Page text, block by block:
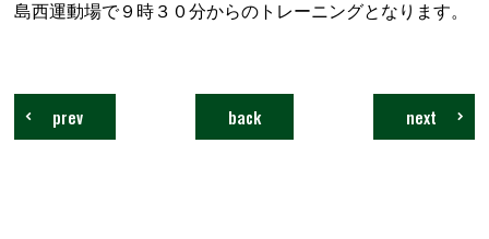
島西運動場で９時３０分からのトレーニングとなります。
next
back
prev